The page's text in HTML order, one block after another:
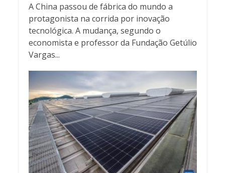
A China passou de fábrica do mundo a
protagonista na corrida por inovação
tecnológica. A mudança, segundo o
economista e professor da Fundação Getúlio
Vargas...